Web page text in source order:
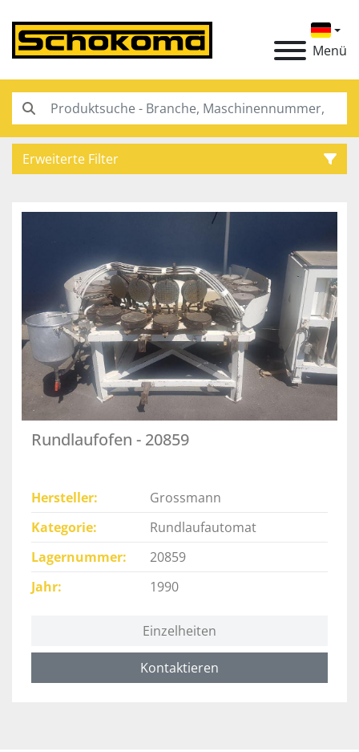
Menü
Erweiterte Filter
Rundlaufofen - 20859
Hersteller
Grossmann
Kategorie
Rundlaufautomat
Lagernummer
20859
Jahr
1990
Einzelheiten
Kontaktieren